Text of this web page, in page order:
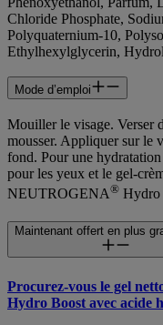
Chloride Phosphate,
Polyquaternium-10,
Ethylhexylglycerin,
Mode d’emploi
Mouiller le visage. Verser
mousser. Appliquer sur le
fond. Pour une
pour les yeux et le gel-
NEUTROGENA® Hydro
Maintenant offert en plus
Procurez-vous le gel
Hydro Boost avec acide